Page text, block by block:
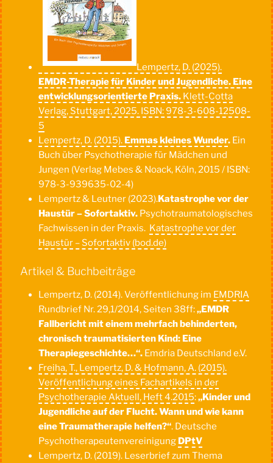
Lempertz, D. (2025).
EMDR-Therapie für Kinder und Jugendliche. Eine
entwicklungsorientierte Praxis. Klett-Cotta
Verlag, Stuttgart, 2025. ISBN: 978-3-608-12508-
5
Lempertz, D. (2015). Emmas kleines Wunder. Ein
Buch über Psychotherapie für Mädchen und
Jungen (Verlag Mebes & Noack, Köln, 2015 / ISBN:
978-3-939635-02-4)
Lempertz & Leutner (2023).Katastrophe vor der
Haustür – Sofortaktiv. Psychotraumatologisches
Fachwissen in der Praxis. Katastrophe vor der
Haustür – Sofortaktiv (bod.de)
Artikel & Buchbeiträge
Lempertz, D. (2014). Veröffentlichung im EMDRIA
Rundbrief Nr. 29,1/2014, Seiten 38ff:„EMDR
Fallbericht mit einem mehrfach behinderten,
chronisch traumatisierten Kind: Eine
Therapiegeschichte…“. Emdria Deutschland e.V.
Freiha, T., Lempertz, D. & Hofmann, A. (2015).
Veröffentlichung eines Fachartikels in der
Psychotherapie Aktuell, Heft 4.2015:„Kinder und
Jugendliche auf der Flucht. Wann und wie kann
eine Traumatherapie helfen?“. Deutsche
Psychotherapeutenvereinigung DPtV
Lempertz, D. (2019). Leserbrief zum Thema